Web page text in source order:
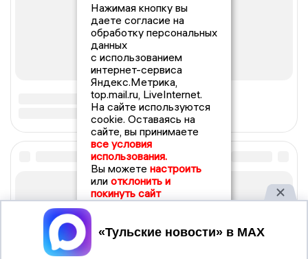
Нажимая кнопку вы
даете согласие на
обработку персональных
данных
с использованием
интернет-сервиса
Яндекс.Метрика,
top.mail.ru, LiveInternet.
На сайте используются
cookie. Оставаясь на
сайте, вы принимаете
все условия
использования.
Вы можете настроить
или отклонить и
покинуть сайт
Принять